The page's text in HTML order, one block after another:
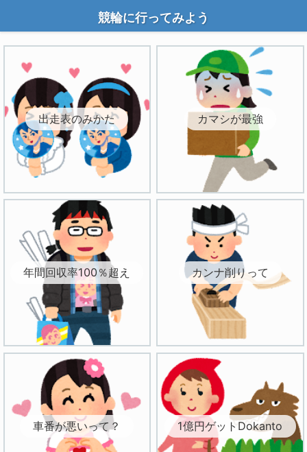
競輪に行ってみよう
出走表のみかた カマシが最強
年間回収率100％超え カンナ削りって
車番が悪いって？ 1億円ゲットDokanto